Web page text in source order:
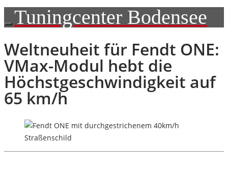
Tuningcenter Bodensee
Weltneuheit für Fendt ONE:
VMax-Modul hebt die
Höchstgeschwindigkeit auf
65 km/h